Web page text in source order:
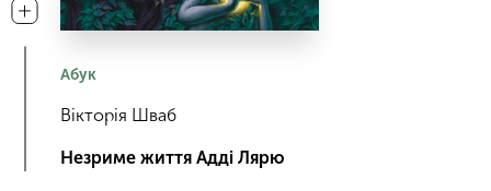
Абук
Вікторія Шваб
Незриме життя Адді Лярю